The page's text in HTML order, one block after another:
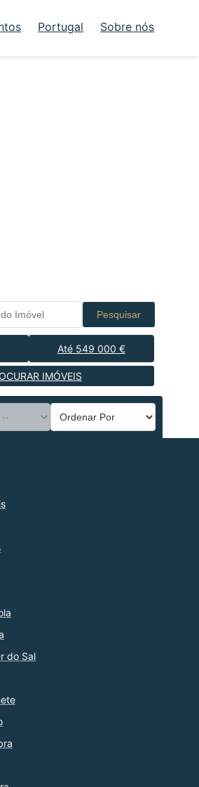
Portugal Sobre nós
Pesquisar
Até 549 000 €
IMÓVEIS
do Sal